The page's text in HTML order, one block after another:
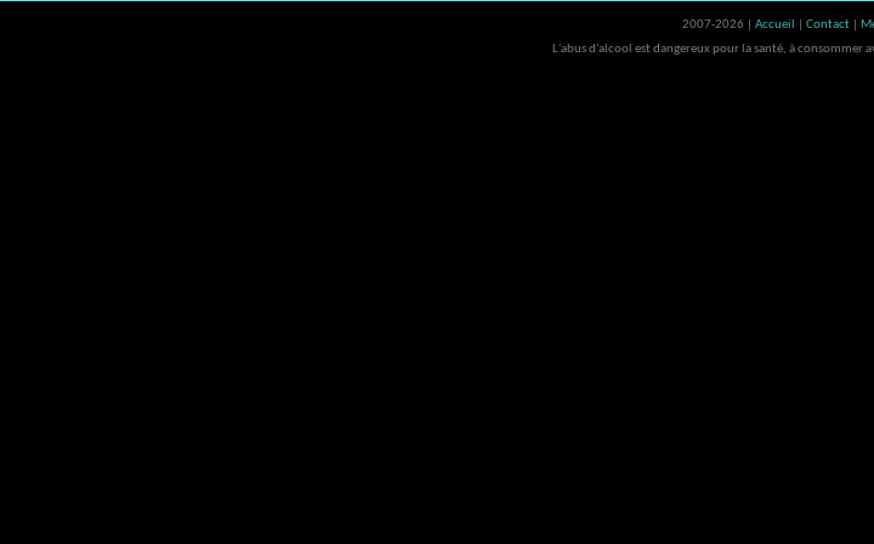
2007-2026 | Accueil Contact
L'abus d'alcool est dangereux pour la santé, à